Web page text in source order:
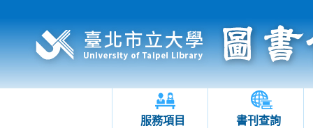
服務項目 書刊查詢